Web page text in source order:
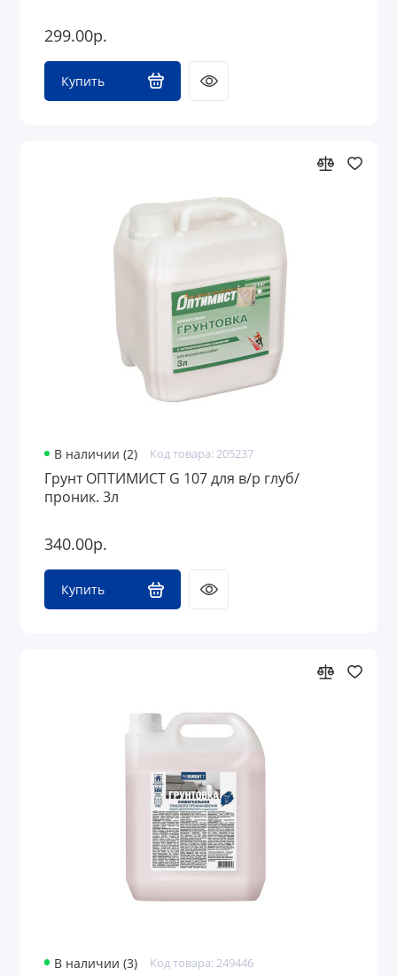
299.00р.
Купить
В наличии (2) Код товара: 205237
Грунт ОПТИМИСТ G 107 для в/р глуб/
проник. 3л
340.00р.
Купить
В наличии (3) Код товара: 249446